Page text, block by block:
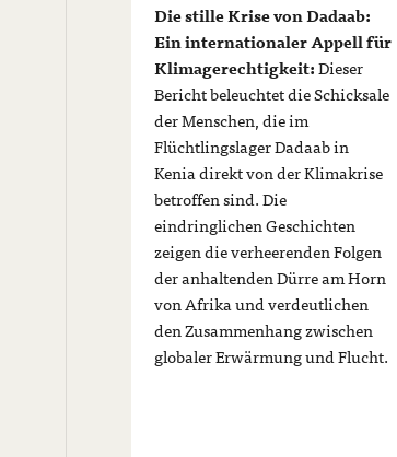
Die stille Krise von Dadaab:
Ein internationaler Appell für
Klimagerechtigkeit:Dieser
Bericht beleuchtet die Schicksale
der Menschen, die im
Flüchtlingslager Dadaab in
Kenia direkt von der Klimakrise
betroffen sind. Die
eindringlichen Geschichten
zeigen die verheerenden Folgen
der anhaltenden Dürre am Horn
von Afrika und verdeutlichen
den Zusammenhang zwischen
globaler Erwärmung und Flucht.